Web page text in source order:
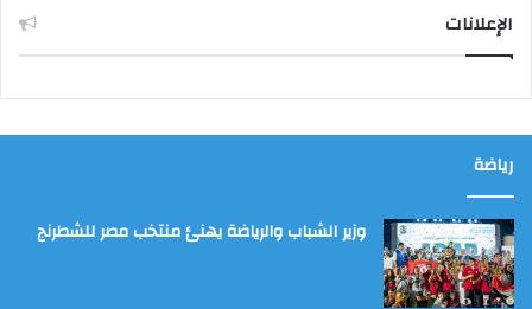
الإعلانات
رياضة
وزير الشباب والرياضة يهنئ منتخب مصر للشطرنج